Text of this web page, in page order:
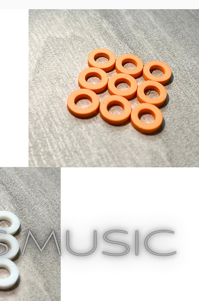
optimal signal transfer. Connectors
feature a rugged design and are
highlighted with a TORI Color ID ring for
easy identification when using multiple
sets of leads
The cable is encased in a tough, flexible
PVC jacket, creating an extremely
durable and reliable conductor that will
stand the test of time.
Spec
Low Capacitance Allows More Signal
Flow and Avoids Frequency Roll-Off
Fine Stranded 99.99% Oxygen Free
Proprietary Connectors
TORIColor ID Rings for Easy
Identification When Using Multiple